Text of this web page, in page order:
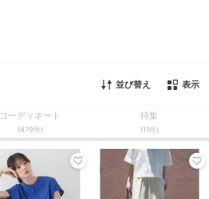
並び替え 表示
コーディネート
(479件)
特集
(11件)